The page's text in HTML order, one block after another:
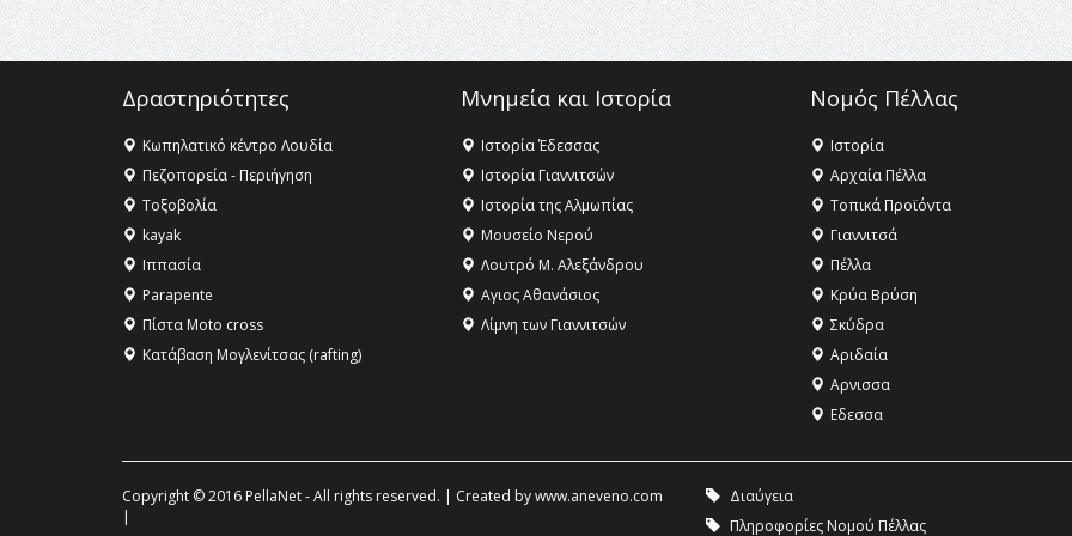
Δραστηριότητες
Κωπηλατικό κέντρο Λουδία
Πεζοπορεία - Περιήγηση
Τοξοβολία
kayak
Ιππασία
Parapente
Πίστα Moto cross
Κατάβαση Μογλενίτσας (rafting)
Μνημεία και Ιστορία
Ιστορία Έδεσσας
Ιστορία Γιαννιτσών
Ιστορία της Αλμωπίας
Μουσείο Νερού
Λουτρό Μ. Αλεξάνδρου
Αγιος Αθανάσιος
Λίμνη των Γιαννιτσών
Νομός Πέλλας
Ιστορία
Αρχαία Πέλλα
Τοπικά Προϊόντα
Γιαννιτσά
Πέλλα
Κρύα Βρύση
Σκύδρα
Αριδαία
Aρνισσα
Eδεσσα
Copyright © 2016 PellaNet - All rights reserved. | Created bywww.aneveno.com
|
Διαύγεια
Πληροφορίες Νομού Πέλλας